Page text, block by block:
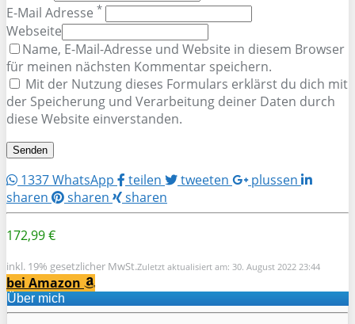
E-Mail Adresse *
Webseite
Name, E-Mail-Adresse und Website in diesem Browser
für meinen nächsten Kommentar speichern.
Mit der Nutzung dieses Formulars erklärst du dich mit
der Speicherung und Verarbeitung deiner Daten durch
diese Website einverstanden.
1337WhatsApp teilen tweeten
plussen
sharen
sharen sharen
172,99 €
inkl. 19% gesetzlicher MwSt.Zuletzt aktualisiert am: 30. August 2022 23:44
bei Amazon
Über mich